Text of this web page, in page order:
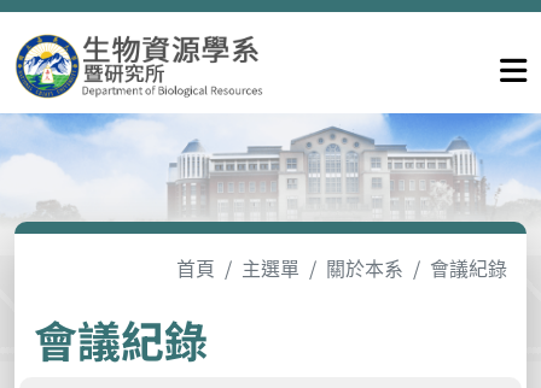
首頁 主選單 關於本系 會議紀錄
會議紀錄